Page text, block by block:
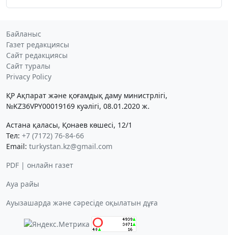
Байланыс
Газет редакциясы
Сайт редакциясы
Сайт туралы
Privacy Policy
ҚР Ақпарат және қоғамдық даму министрлігі,
№KZ36VPY00019169 куәлігі, 08.01.2020 ж.
Астана қаласы, Қонаев көшесі, 12/1
Тел: +7 (7172) 76-84-66
Email: turkystan.kz@gmail.com
PDF | онлайн газет
Ауа райы
Ауызашарда және сәресіде оқылатын дұға